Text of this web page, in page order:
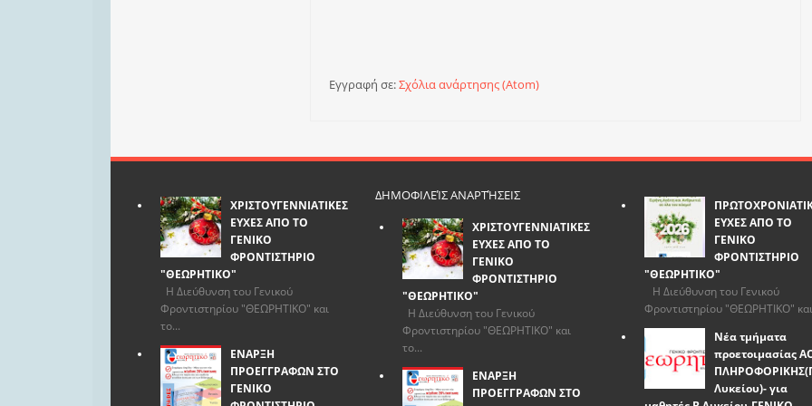
Εγγραφή σε:Σχόλια ανάρτησης (Atom)
ΧΡΙΣΤΟΥΓΕΝΝΙΑΤΙΚΕΣ
ΕΥΧΕΣ ΑΠΟ ΤΟ
ΓΕΝΙΚΟ
ΦΡΟΝΤΙΣΤΗΡΙΟ
"ΘΕΩΡΗΤΙΚΟ"
Η Διεύθυνση του Γενικού
Φροντιστηρίου "ΘΕΩΡΗΤΙΚΟ" και
το...
ΕΝΑΡΞΗ
ΠΡΟΕΓΓΡΑΦΩΝ ΣΤΟ
ΓΕΝΙΚΟ
ΔΗΜΟΦΙΛΕΊΣ ΑΝΑΡΤΉΣΕΙΣ
ΧΡΙΣΤΟΥΓΕΝΝΙΑΤΙΚΕΣ
ΕΥΧΕΣ ΑΠΟ ΤΟ
ΓΕΝΙΚΟ
ΦΡΟΝΤΙΣΤΗΡΙΟ
"ΘΕΩΡΗΤΙΚΟ"
Η Διεύθυνση του Γενικού
Φροντιστηρίου "ΘΕΩΡΗΤΙΚΟ" και
το...
ΕΝΑΡΞΗ
ΠΡΟΕΓΓΡΑΦΩΝ ΣΤΟ
ΕΥΧΕΣ ΑΠΟ ΤΟ
ΓΕΝΙΚΟ
ΦΡΟΝΤΙΣΤΗΡΙΟ
"ΘΕΩΡΗΤΙΚΟ"
Η Διεύθυνση του Γενικού
Φροντιστηρίου "ΘΕΩΡΗΤΙΚΟ"
Νέα τμήματα
προετοιμασίας
Λυκείου)- για